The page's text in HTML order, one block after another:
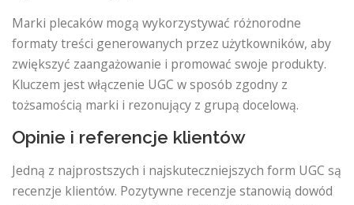
Marki plecaków mogą wykorzystywać różnorodne
formaty treści generowanych przez użytkowników, aby
zwiększyć zaangażowanie i promować swoje produkty.
Kluczem jest włączenie UGC w sposób zgodny z
tożsamością marki i rezonujący z grupą docelową.
Opinie i referencje klientów
Jedną z najprostszych i najskuteczniejszych form UGC są
recenzje klientów. Pozytywne recenzje stanowią dowód